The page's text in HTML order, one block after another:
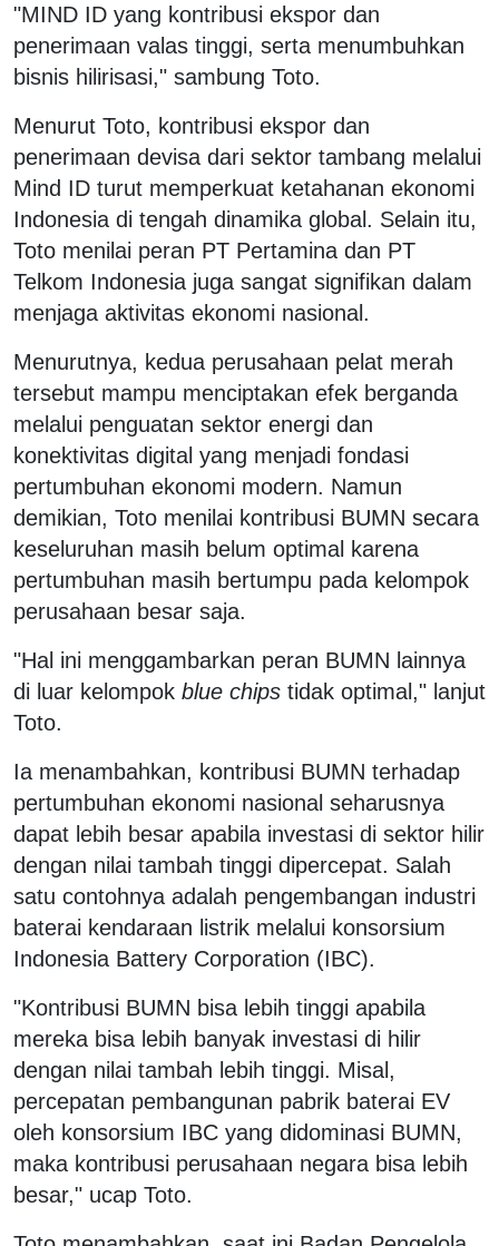
"MIND ID yang kontribusi ekspor dan
penerimaan valas tinggi, serta menumbuhkan
bisnis hilirisasi," sambung Toto.
Menurut Toto, kontribusi ekspor dan
penerimaan devisa dari sektor tambang melalui
Mind ID turut memperkuat ketahanan ekonomi
Indonesia di tengah dinamika global. Selain itu,
Toto menilai peran PT Pertamina dan PT
Telkom Indonesia juga sangat signifikan dalam
menjaga aktivitas ekonomi nasional.
Menurutnya, kedua perusahaan pelat merah
tersebut mampu menciptakan efek berganda
melalui penguatan sektor energi dan
konektivitas digital yang menjadi fondasi
pertumbuhan ekonomi modern. Namun
demikian, Toto menilai kontribusi BUMN secara
keseluruhan masih belum optimal karena
pertumbuhan masih bertumpu pada kelompok
perusahaan besar saja.
"Hal ini menggambarkan peran BUMN lainnya
di luar kelompok blue chips tidak optimal," lanjut
Toto.
Ia menambahkan, kontribusi BUMN terhadap
pertumbuhan ekonomi nasional seharusnya
dapat lebih besar apabila investasi di sektor hilir
dengan nilai tambah tinggi dipercepat. Salah
satu contohnya adalah pengembangan industri
baterai kendaraan listrik melalui konsorsium
Indonesia Battery Corporation (IBC).
"Kontribusi BUMN bisa lebih tinggi apabila
mereka bisa lebih banyak investasi di hilir
dengan nilai tambah lebih tinggi. Misal,
percepatan pembangunan pabrik baterai EV
oleh konsorsium IBC yang didominasi BUMN,
maka kontribusi perusahaan negara bisa lebih
besar," ucap Toto.